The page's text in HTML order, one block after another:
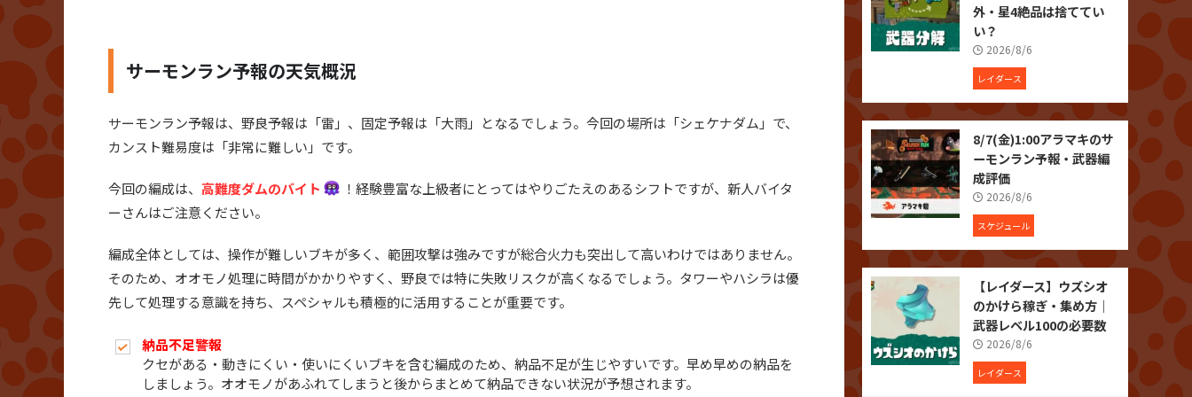
サーモンラン予報の天気概況
サーモンラン予報は、野良予報は「雷」、固定予報は「大雨」となるでしょう。今回の場所は「シェケナダム」で、
カンスト難易度は「非常に難しい」です。
今回の編成は、 高難度ダムのバイト
！経験豊富な上級者にとってはやりごたえのあるシフトですが、新人バイタ
ーさんはご注意ください。
編成全体としては、操作が難しいブキが多く、範囲攻撃は強みですが総合火力も突出して高いわけではありません。
そのため、オオモノ処理に時間がかかりやすく、野良では特に失敗リスクが高くなるでしょう。タワーやハシラは優
先して処理する意識を持ち、スペシャルも積極的に活用することが重要です。
納品不足警報
クセがある・動きにくい・使いにくいブキを含む編成のため、納品不足が生じやすいです。早め早めの納品を
しましょう。オオモノがあふれてしまうと後からまとめて納品できない状況が予想されます。
外・星4絶品は捨ててい
い？
2026/8/6
レイダース
8/7(金)1:00アラマキのサ
ーモンラン予報・武器編
成評価
2026/8/6
スケジュール
【レイダース】ウズシオ
のかけら稼ぎ・集め方｜
武器レベル100の必要数
2026/8/6
レイダース